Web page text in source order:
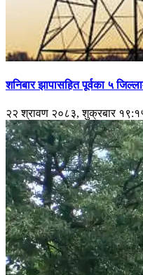
शनिबार झापासहित पूर्वका ५
२२ श्रावण २०८३, शुक्रबार